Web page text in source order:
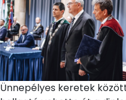
Ünnepélyes keretek között